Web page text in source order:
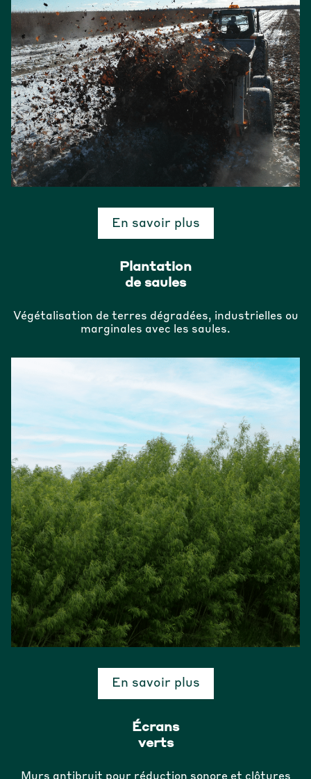
En savoir plus
Plantation
de saules
Végétalisation de terres dégradées, industrielles ou
marginales avec les saules.
En savoir plus
Écrans
verts
Murs antibruit pour réduction sonore et clôtures